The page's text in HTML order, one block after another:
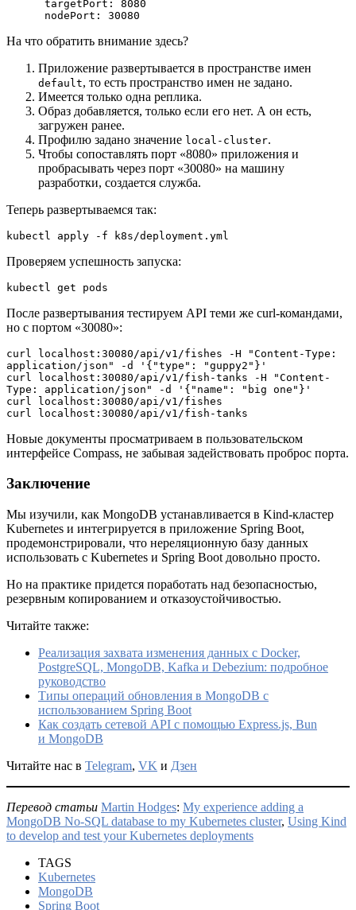
      targetPort: 8080
      nodePort: 30080
На что обратить внимание здесь?
Приложение развертывается в пространстве имен
default, то есть пространство имен не задано.
Имеется только одна реплика.
Образ добавляется, только если его нет. А он есть,
загружен ранее.
Профилю задано значение local-cluster.
Чтобы сопоставлять порт «8080» приложения и
пробрасывать через порт «30080» на машину
разработки, создается служба.
Теперь развертываемся так:
kubectl apply -f k8s/deployment.yml
Проверяем успешность запуска:
kubectl get pods
После развертывания тестируем API теми же curl-командами,
но с портом «30080»:
curl localhost:30080/api/v1/fishes -H "Content-Type:
application/json" -d '{"type": "guppy2"}'
curl localhost:30080/api/v1/fish-tanks -H "Content-
Type: application/json" -d '{"name": "big one"}'
curl localhost:30080/api/v1/fishes
curl localhost:30080/api/v1/fish-tanks
Новые документы просматриваем в пользовательском
интерфейсе Compass, не забывая задействовать проброс порта.
Заключение
Мы изучили, как MongoDB устанавливается в Kind-кластер
Kubernetes и интегрируется в приложение Spring Boot,
продемонстрировали, что нереляционную базу данных
использовать с Kubernetes и Spring Boot довольно просто.
Но на практике придется поработать над безопасностью,
резервным копированием и отказоустойчивостью.
Читайте также:
Реализация захвата изменения данных с Docker,
PostgreSQL, MongoDB, Kafka и Debezium: подробное
руководство
Типы операций обновления в MongoDB с
использованием Spring Boot
Как создать сетевой API с помощью Express.js, Bun
и MongoDB
Читайте нас в Telegram, VK и Дзен
Перевод статьи Martin Hodges: My experience adding a
MongoDB No-SQL database to my Kubernetes cluster, Using Kind
to develop and test your Kubernetes deployments
TAGS
Kubernetes
MongoDB
Spring Boot